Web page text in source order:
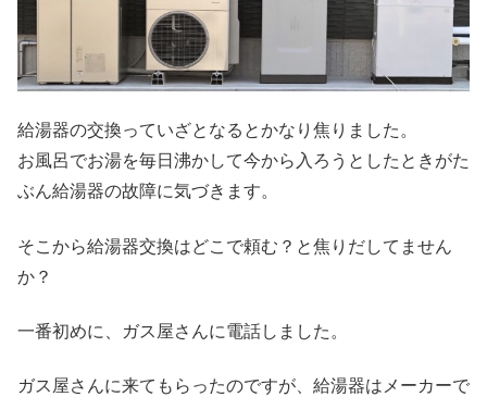
給湯器の交換っていざとなるとかなり焦りました。
お風呂でお湯を毎日沸かして今から入ろうとしたときがた
ぶん給湯器の故障に気づきます。
そこから給湯器交換はどこで頼む？と焦りだしてません
か？
一番初めに、ガス屋さんに電話しました。
ガス屋さんに来てもらったのですが、給湯器はメーカーで